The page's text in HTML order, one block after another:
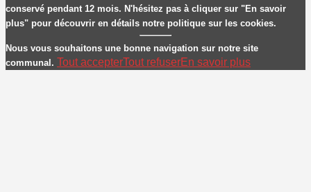
conservé pendant 12 mois. N'hésitez pas à cliquer sur "En savoir
plus" pour découvrir en détails notre politique sur les cookies.
Nous vous souhaitons une bonne navigation sur notre site
communal. Tout accepterTout refuserEn savoir plus